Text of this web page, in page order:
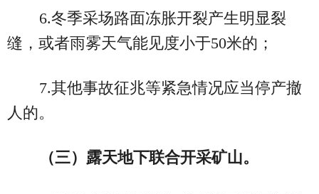
6.冬季采场路面冻胀开裂产生明显裂
缝，或者雨雾天气能见度小于50米的；
7.其他事故征兆等紧急情况应当停产撤
人的。
（三）露天地下联合开采矿山。